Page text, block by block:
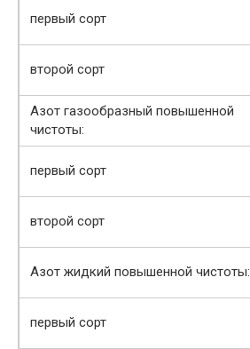
первый сорт
второй сорт
Азот газообразный повышенной
чистоты:
первый сорт
второй сорт
Азот жидкий повышенной чистоты:
первый сорт